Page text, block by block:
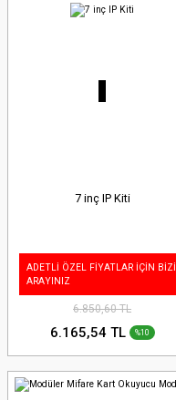
7 inç IP Kiti
ADETLİ ÖZEL FİYATLAR İÇİN BİZİ
ARAYINIZ
6.850,60 TL
6.165,54 TL %10